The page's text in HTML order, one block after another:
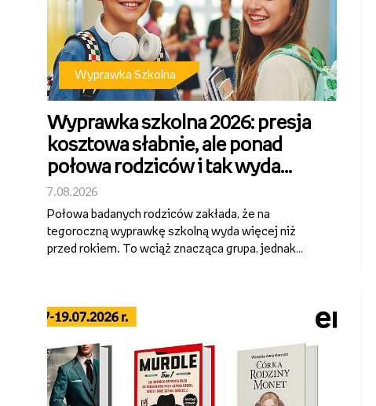
Wyprawka Szkolna
Wyprawka szkolna 2026: presja
kosztowa słabnie, ale ponad
połowa rodziców i tak wyda
więcej niż 500 zł [wyniki badania
SW Research dla Empiku]
7.08.2026
Połowa badanych rodziców zakłada, że na
tegoroczną wyprawkę szkolną wyda więcej niż
przed rokiem. To wciąż znacząca grupa, jednak
wciąż po...